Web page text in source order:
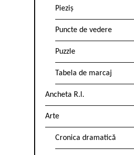
Pieziș
Puncte de vedere
Puzzle
Tabela de marcaj
Ancheta R.l.
Arte
Cronica dramatică